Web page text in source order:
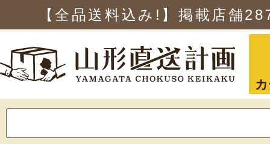
【全品送料込み!】掲載店舗
索: